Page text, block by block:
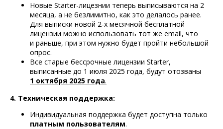
Новые Starter-лицезнии теперь выписываются на 2
месяца, а не безлимитно, как это делалось ранее.
Для выписки новой 2-х месячной бесплатной
лицензии можно использовать тот же email, что
и раньше, при этом нужно будет пройти небольшой
опрос.
Все старые бессрочные лицензии Starter,
выписанные до 1 июля 2025 года, будут отозваны
1 октября 2025 года.
4. Техническая поддержка:
Индивидуальная поддержка будет доступна только
платным пользователям.